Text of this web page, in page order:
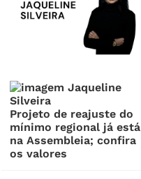
Projeto de reajuste do
mínimo regional já está
na Assembleia; confira
os valores